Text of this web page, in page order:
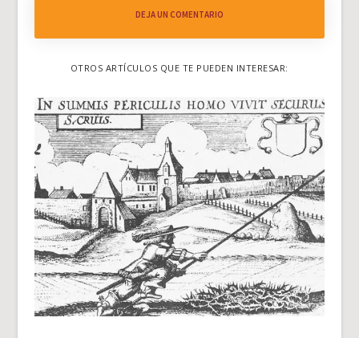
DEJA UN COMENTARIO
OTROS ARTÍCULOS QUE TE PUEDEN INTERESAR: